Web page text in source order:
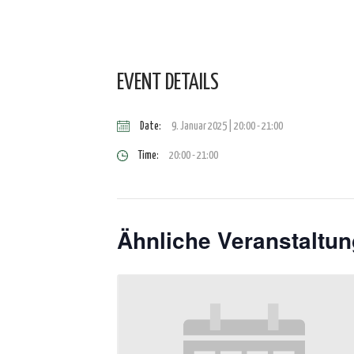
EVENT DETAILS
Date: 9. Januar 2025 | 20:00-21:00
Time: 20:00 - 21:00
Ähnliche